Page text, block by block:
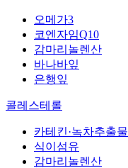
오메가3
코엔자임Q10
감마리놀렌산
바나바잎
은행잎
콜레스테롤
카테킨·녹차추출물
식이섬유
감마리놀렌산